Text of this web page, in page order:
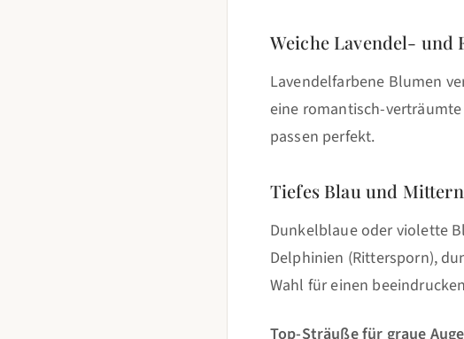
Weiche Lavendel- und
Lavendelfarbene Blumen
eine romantisch-
passen perfekt.
Tiefes Blau und
Dunkelblaue oder violette
Delphinien (Rittersporn),
Wahl für einen
Top-Sträuße für graue